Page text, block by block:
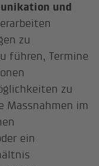
und
zu
führen, Termine
zu
Massnahmen im
ein